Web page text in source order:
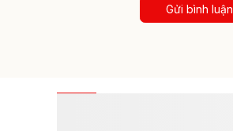
Gửi bình luận